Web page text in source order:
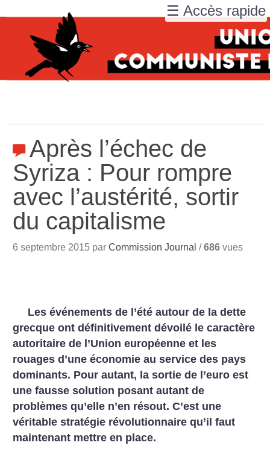
Après l’échec de
Syriza : Pour rompre
avec l’austérité, sortir
du capitalisme
6 septembre 2015 parCommission Journal /686 vues
Les événements de l’été autour de la dette
grecque ont définitivement dévoilé le caractère
autoritaire de l’Union européenne et les
rouages d’une économie au service des pays
dominants. Pour autant, la sortie de l’euro est
une fausse solution posant autant de
problèmes qu’elle n’en résout. C’est une
véritable stratégie révolutionnaire qu’il faut
maintenant mettre en place.
☰ Accès rapide